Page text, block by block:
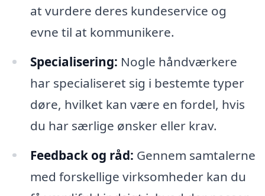
at vurdere deres kundeservice og
evne til at kommunikere.
Specialisering: Nogle håndværkere
har specialiseret sig i bestemte typer
døre, hvilket kan være en fordel, hvis
du har særlige ønsker eller krav.
Feedback og råd: Gennem samtalerne
med forskellige virksomheder kan du